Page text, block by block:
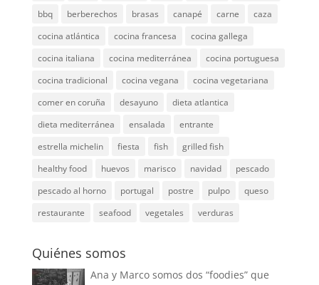
bbq
berberechos brasas canapé carne
caza
cocina atlántica
cocina francesa
cocina gallega
cocina italiana
cocina mediterránea
cocina portuguesa
cocina tradicional
cocina vegana
cocina vegetariana
comer en coruña
desayuno
dieta atlantica
dieta mediterránea
ensalada
entrante
estrella michelin
fiesta fish
grilled fish
healthy food
huevos marisco navidad
pescado
pescado al horno
portugal postre pulpo
queso
restaurante
seafood vegetales verduras
Quiénes somos
Ana y Marco somos dos “foodies” que